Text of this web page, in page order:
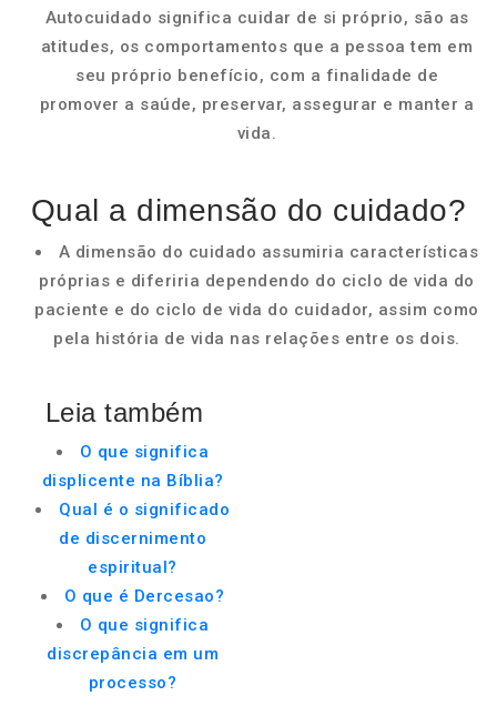
Autocuidado significa cuidar de si próprio, são as
atitudes, os comportamentos que a pessoa tem em
seu próprio benefício, com a finalidade de
promover a saúde, preservar, assegurar e manter a
vida.
Qual a dimensão do cuidado?
A dimensão do cuidado assumiria características
próprias e diferiria dependendo do ciclo de vida do
paciente e do ciclo de vida do cuidador, assim como
pela história de vida nas relações entre os dois.
Leia também
O que significa
displicente na Bíblia?
Qual é o significado
de discernimento
espiritual?
O que é Dercesao?
O que significa
discrepância em um
processo?